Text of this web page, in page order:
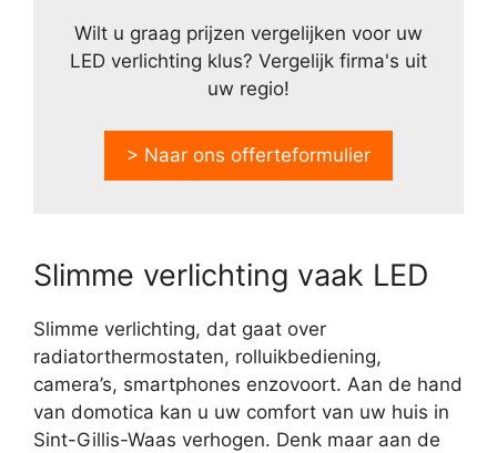
Wilt u graag prijzen vergelijken voor uw
LED verlichting klus? Vergelijk firma's uit
uw regio!
> Naar ons offerteformulier
Slimme verlichting vaak LED
Slimme verlichting, dat gaat over
radiatorthermostaten, rolluikbediening,
camera’s, smartphones enzovoort. Aan de hand
van domotica kan u uw comfort van uw huis in
Sint-Gillis-Waas verhogen. Denk maar aan de